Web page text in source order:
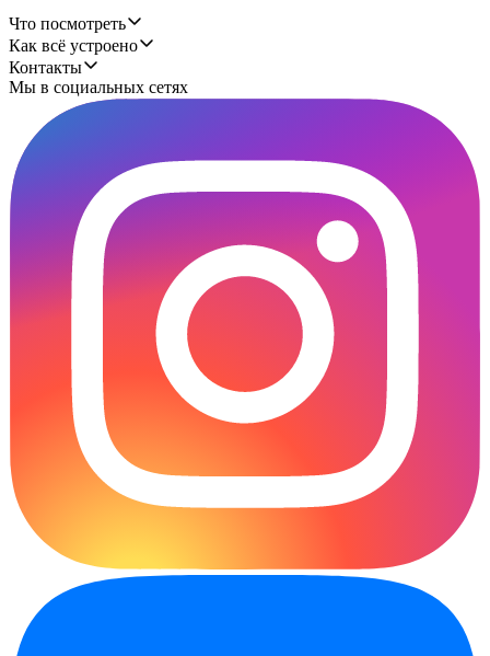
Что посмотреть
Как всё устроено
Контакты
Мы в социальных сетях